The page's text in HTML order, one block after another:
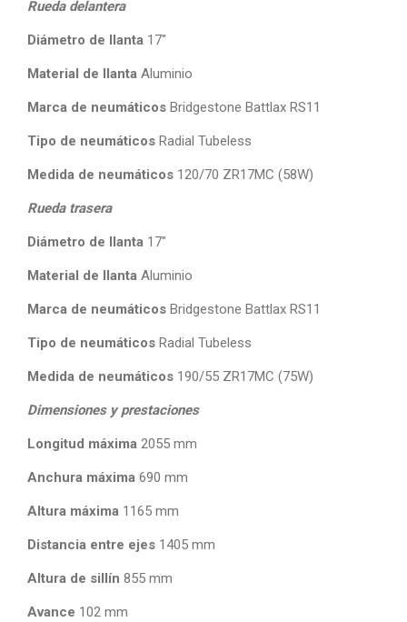
Rueda delantera
Diámetro de llanta 17″
Material de llanta Aluminio
Marca de neumáticos Bridgestone Battlax RS11
Tipo de neumáticos Radial Tubeless
Medida de neumáticos 120/70 ZR17MC (58W)
Rueda trasera
Diámetro de llanta 17″
Material de llanta Aluminio
Marca de neumáticos Bridgestone Battlax RS11
Tipo de neumáticos Radial Tubeless
Medida de neumáticos 190/55 ZR17MC (75W)
Dimensiones y prestaciones
Longitud máxima 2055 mm
Anchura máxima 690 mm
Altura máxima 1165 mm
Distancia entre ejes 1405 mm
Altura de sillín 855 mm
Avance 102 mm